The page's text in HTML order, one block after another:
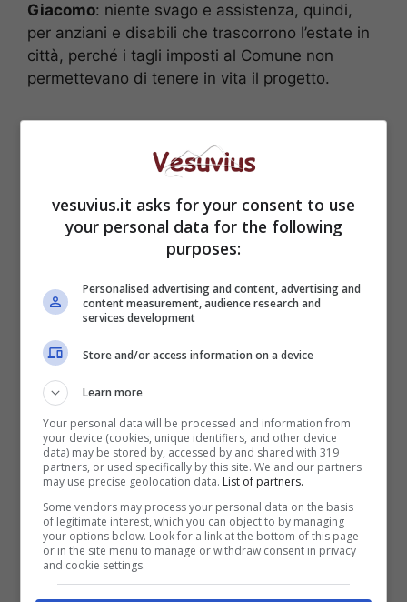
Giacomo: niente svago e assistenza, quindi,
per anziani e disabili che trascorrono l’estate in
città, perché i tagli imposti al Comune non
permettevano di tenere in vita il progetto.
L’assessore D’Angelo però ha diffuso una nota
in cui, confermando in pratica l’assenza
quest’anno del programma ‘Estate Serena’,
assicura un piano di sostegno alle fasce più
deboli della cittadinanza : “Abbiamo previsto
un piano potenziato -scrive l’assessore – che
assorbirà anche il programma ‘Estate Serena’.
Nel piano è previsto un rafforzamento delle
attività di protezione nel corso dell’estate per
anziani e disabili e per chi resta in città”. La
vesuvius.it asks for your consent to use
your personal data for the following
purposes:
Personalised advertising and content, advertising and
content measurement, audience research and
services development
Store and/or access information on a device
Learn more
Your personal data will be processed and information from
your device (cookies, unique identifiers, and other device
data) may be stored by, accessed by and shared with 319
partners, or used specifically by this site. We and our partners
may use precise geolocation data. List of partners.
Some vendors may process your personal data on the basis
of legitimate interest, which you can object to by managing
your options below. Look for a link at the bottom of this page
or in the site menu to manage or withdraw consent in privacy
and cookie settings.